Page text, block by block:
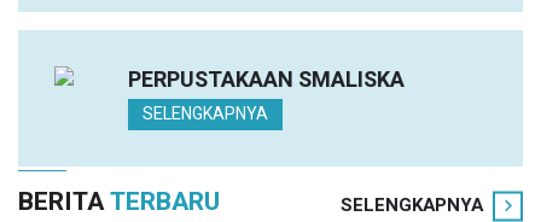
PERPUSTAKAAN SMALISKA
SELENGKAPNYA
BERITATERBARU SELENGKAPNYA